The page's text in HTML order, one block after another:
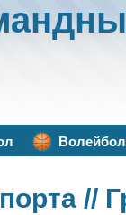
Волейбол
//